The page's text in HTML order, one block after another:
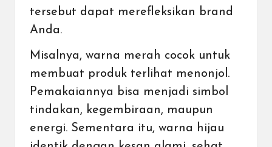
tersebut dapat merefleksikan brand
Anda.
Misalnya, warna merah cocok untuk
membuat produk terlihat menonjol.
Pemakaiannya bisa menjadi simbol
tindakan, kegembiraan, maupun
energi. Sementara itu, warna hijau